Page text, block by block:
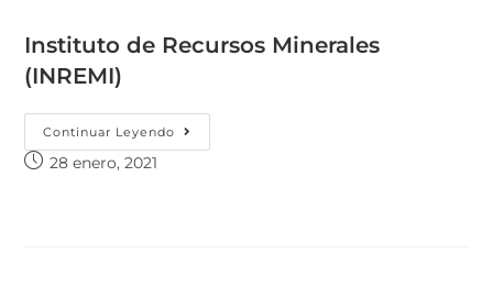
Instituto de Recursos Minerales
(INREMI)
Continuar Leyendo
28 enero, 2021